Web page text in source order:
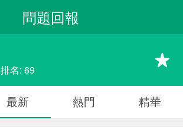
問題回報
排名: 69
最新 熱門 精華